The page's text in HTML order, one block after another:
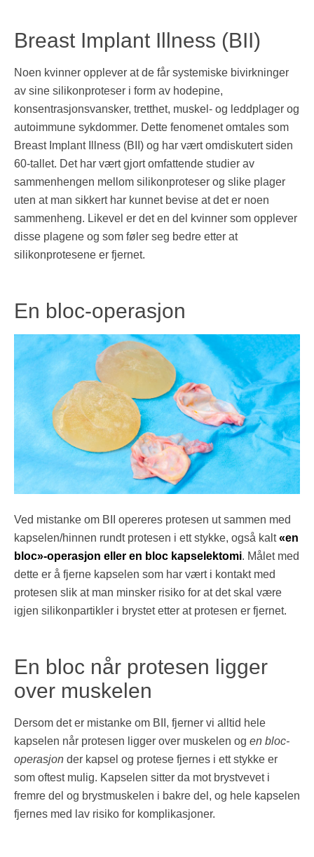
Breast Implant Illness (BII)
Noen kvinner opplever at de får systemiske bivirkninger
av sine silikonproteser i form av hodepine,
konsentrasjonsvansker, tretthet, muskel- og leddplager og
autoimmune sykdommer. Dette fenomenet omtales som
Breast Implant Illness (BII) og har vært omdiskutert siden
60-tallet. Det har vært gjort omfattende studier av
sammenhengen mellom silikonproteser og slike plager
uten at man sikkert har kunnet bevise at det er noen
sammenheng. Likevel er det en del kvinner som opplever
disse plagene og som føler seg bedre etter at
silikonprotesene er fjernet.
En bloc-operasjon
Ved mistanke om BII opereres protesen ut sammen med
kapselen/hinnen rundt protesen i ett stykke, også kalt«en
bloc»-operasjon eller en bloc kapselektomi. Målet med
dette er å fjerne kapselen som har vært i kontakt med
protesen slik at man minsker risiko for at det skal være
igjen silikonpartikler i brystet etter at protesen er fjernet.
En bloc når protesen ligger
over muskelen
Dersom det er mistanke om BII, fjerner vi alltid hele
kapselen når protesen ligger over muskelen og en bloc-
operasjon der kapsel og protese fjernes i ett stykke er
som oftest mulig. Kapselen sitter da mot brystvevet i
fremre del og brystmuskelen i bakre del, og hele kapselen
fjernes med lav risiko for komplikasjoner.